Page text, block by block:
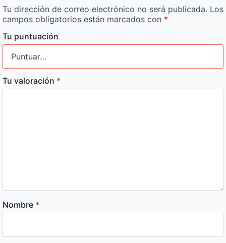
Tu dirección de correo electrónico no será publicada. Los
campos obligatorios están marcados con *
Tu puntuación
Tu valoración *
Nombre *